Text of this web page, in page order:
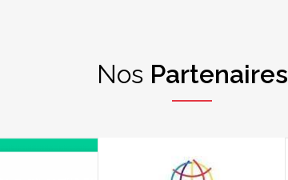
Nos Partenaires